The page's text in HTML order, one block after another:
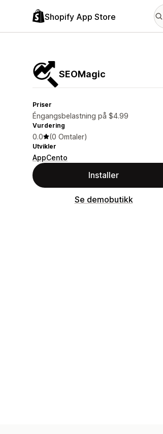
Shopify App Store
SEOMagic
Priser
Éngangsbelastning på $4.99
Vurdering
0.0 (0 Omtaler)
Utvikler
AppCento
Installer
Se demobutikk